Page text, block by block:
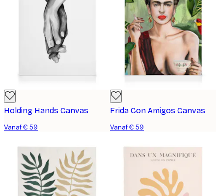
Holding Hands Canvas
Vanaf € 59
Frida Con Amigos Canvas
Vanaf € 59